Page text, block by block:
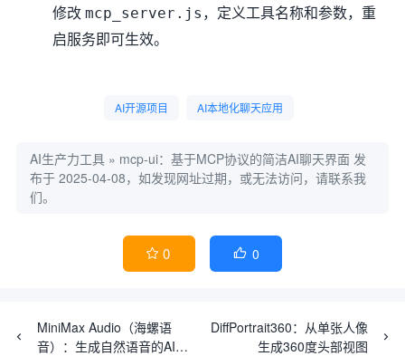
修改 mcp_server.js ，定义工具名称和参数，重
启服务即可生效。
AI开源项目 AI本地化聊天应用
AI生产力工具 » mcp-ui：基于MCP协议的简洁AI聊天界面 发
布于 2025-04-08，如发现网址过期，或无法访问，请联系我
们。
 0  0
MiniMax Audio（海螺语
音）：生成自然语音的AI工
DiffPortrait360：从单张人像
生成360度头部视图